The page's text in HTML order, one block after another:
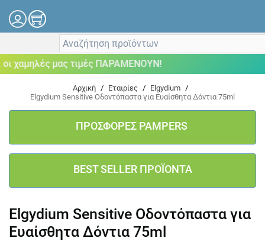
μας τιμές ΠΑΡΑΜΕΝΟΥΝ!
Αρχική / Εταιρίες / Elgydium /
Elgydium Sensitive Οδοντόπαστα για Ευαίσθητα Δόντια 75ml
ΠΡΟΣΦΟΡΕΣ PAMPERS
BEST SELLER ΠΡΟΪΟΝΤΑ
Elgydium Sensitive Οδοντόπαστα για
Ευαίσθητα Δόντια 75ml